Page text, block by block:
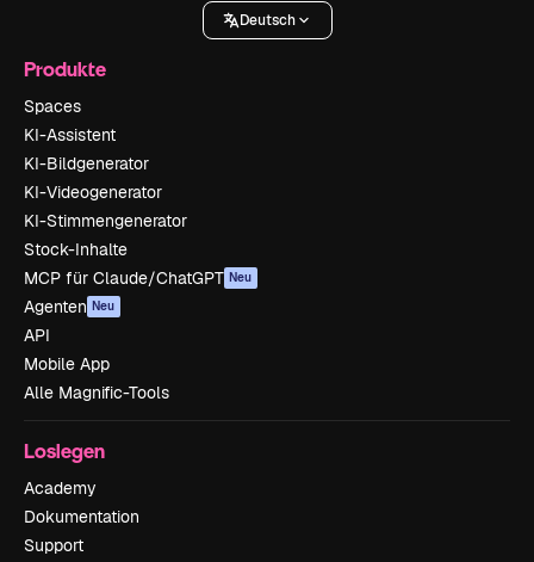
Deutsch
Produkte
Spaces
KI-Assistent
KI-Bildgenerator
KI-Videogenerator
KI-Stimmengenerator
Stock-Inhalte
MCP für Claude/ChatGPT Neu
Agenten Neu
API
Mobile App
Alle Magnific-Tools
Loslegen
Academy
Dokumentation
Support